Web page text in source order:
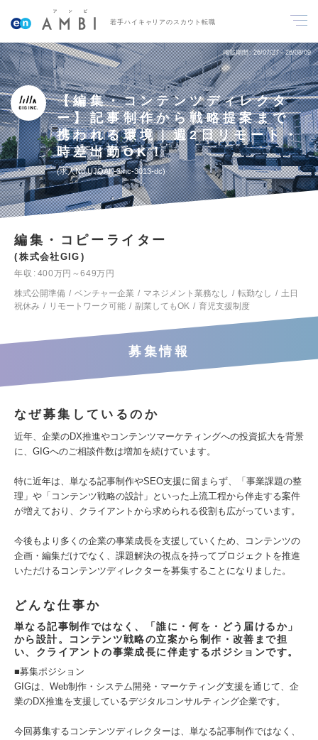
若手ハイキャリアのスカウト転職
掲載期間 26/07/27～26/08/09
【編集・コンテンツディレクタ
ー】記事制作から戦略提案まで
携われる環境｜週2日リモート・
時差出勤OK！
求人No.UJQAK-3mc-3013-dc
編集・コピーライター
株式会社GIG
年収
400万円～649万円
株式公開準備
ベンチャー企業 マネジメント業務なし 転勤なし
土日
祝休み
リモートワーク可能 副業してもOK 育児支援制度
募集情報
なぜ募集しているのか
近年、企業のDX推進やコンテンツマーケティングへの投資拡大を背景
に、GIGへのご相談件数は増加を続けています。
特に近年は、単なる記事制作やSEO支援に留まらず、「事業課題の整
理」や「コンテンツ戦略の設計」といった上流工程から伴走する案件
が増えており、クライアントから求められる役割も広がっています。
今後もより多くの企業の事業成長を支援していくため、コンテンツの
企画・編集だけでなく、課題解決の視点を持ってプロジェクトを推進
いただけるコンテンツディレクターを募集することになりました。
どんな仕事か
単なる記事制作ではなく、「誰に・何を・どう届けるか」
から設計。コンテンツ戦略の立案から制作・改善まで担
い、クライアントの事業成長に伴走するポジションです。
■募集ポジション
GIGは、Web制作・システム開発・マーケティング支援を通じて、企
業のDX推進を支援しているデジタルコンサルティング企業です。
今回募集するコンテンツディレクターは、単なる記事制作ではなく、